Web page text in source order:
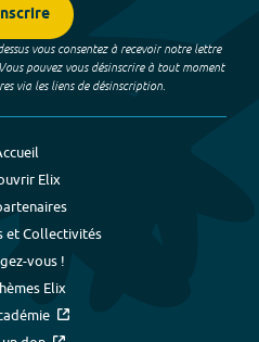
vous consentez à recevoir notre lettre
pouvez vous désinscrire à tout moment
via les liens de désinscription.
Elix
et Collectivités
vous !
Elix